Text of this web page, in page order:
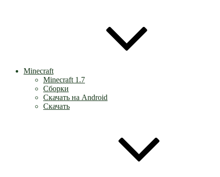
Minecraft
Minecraft 1.7
Сборки
Скачать на Android
Скачать